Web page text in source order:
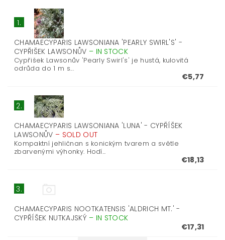
1.
CHAMAECYPARIS LAWSONIANA 'PEARLY SWIRL'S' -
CYPŘIŠEK LAWSONŮV – IN STOCK
Cypřišek Lawsonův 'Pearly Swirl's' je hustá, kulovitá
odrůda do 1 m s...
€5,77
2.
CHAMAECYPARIS LAWSONIANA 'LUNA' - CYPŘÍŠEK
LAWSONŮV – SOLD OUT
Kompaktní jehličnan s konickým tvarem a světle
zbarvenými výhonky. Hodí...
€18,13
3.
CHAMAECYPARIS NOOTKATENSIS 'ALDRICH MT.' -
CYPŘÍŠEK NUTKAJSKÝ – IN STOCK
€17,31